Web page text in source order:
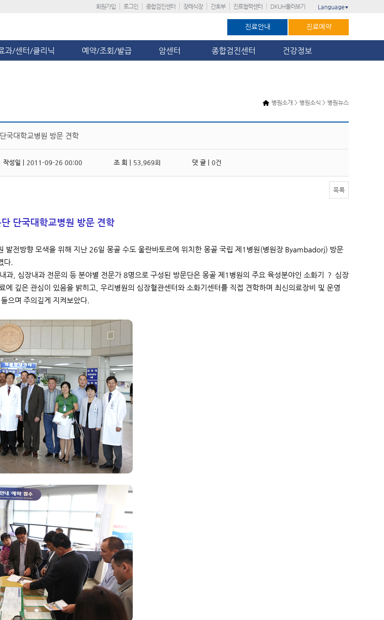
회원가입 로그인 종합검진센터 장례식장 간호부 진료협력센터 DKUH둘러보기 Language ▼
진료안내 진료예약
과/센터/클리닉 예약/조회/발급 암센터 종합검진센터 건강정보
병원소개 > 병원소식 > 병원뉴스
국대학교병원 방문 견학
작성일 | 2011-09-26 00:00 조 회 | 53,969회 댓 글 | 0건
목록
단국대학교병원 방문 견학
발전방향 모색을 위해 지난 26일 몽골 수도 울란바토르에 위치한 몽골 국립 제1병원(병원장 Byambadorj) 방문
다.
과, 심장내과 전문의 등 분야별 전문가 8명으로 구성된 방문단은 몽골 제1병원의 주요 육성분야인 소화기 ？ 심장
에 깊은 관심이 있음을 밝히고, 우리병원의 심장혈관센터와 소화기센터를 직접 견학하며 최신의료장비 및 운영
으며 주의깊게 지켜보았다.